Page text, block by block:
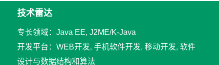
技术雷达
专长领域：Java EE, J2ME/K-Java
开发平台：WEB开发, 手机软件开发, 移动开发, 软件
设计与数据结构和算法